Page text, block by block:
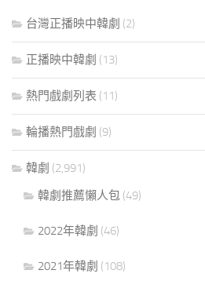
台灣正播映中韓劇 (2)
正播映中韓劇 (13)
熱門戲劇列表 (11)
輪播熱門戲劇 (9)
韓劇 (2,991)
韓劇推薦懶人包 (49)
2022年韓劇 (46)
2021年韓劇 (108)